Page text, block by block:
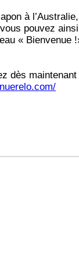
à
pouvez
«
dès